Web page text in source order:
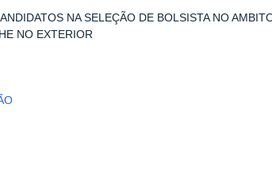
NA SELEÇÃO DE BOLSISTA NO
NO EXTERIOR